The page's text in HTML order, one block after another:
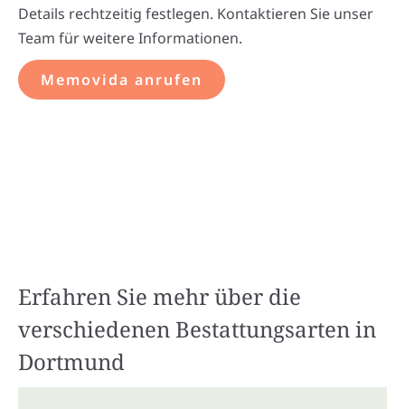
Details rechtzeitig festlegen. Kontaktieren Sie unser
Team für weitere Informationen.
Memovida anrufen
Erfahren Sie mehr über die
verschiedenen Bestattungsarten in
Dortmund